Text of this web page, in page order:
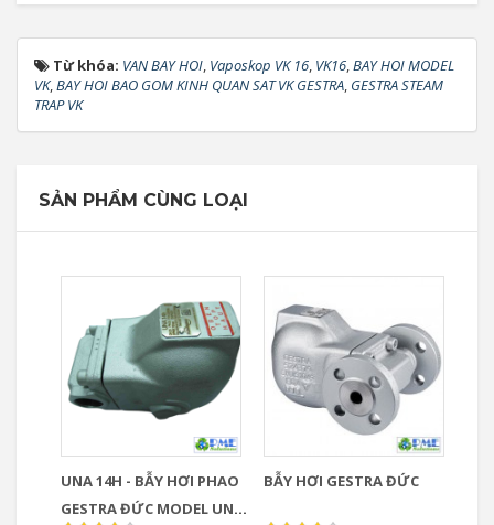
Từ khóa: VAN BAY HOI, Vaposkop VK 16, VK16,BAY HOI MODEL
VK,BAY HOI BAO GOM KINH QUAN SAT VK GESTRA, GESTRA STEAM
TRAP VK
SẢN PHẨM CÙNG LOẠI
UNA 14H - BẪY HƠI PHAO
GESTRA ĐỨC MODEL UNA
BẪY HƠI GESTRA ĐỨC